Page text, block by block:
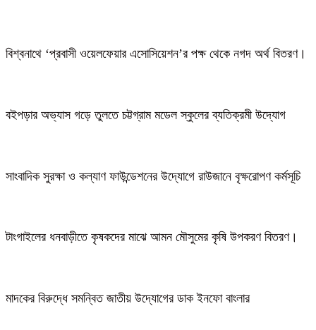
বিশ্বনাথে ‘প্রবাসী ওয়েলফেয়ার এসোসিয়েশন’র পক্ষ থেকে নগদ অর্থ বিতরণ।
বইপড়ার অভ্যাস গড়ে তুলতে চট্টগ্রাম মডেল স্কুলের ব্যতিক্রমী উদ্যোগ
সাংবাদিক সুরক্ষা ও কল্যাণ ফাউন্ডেশনের উদ্যোগে রাউজানে বৃক্ষরোপণ কর্মসূচি
টাংগাইলের ধনবাড়ীতে কৃষকদের মাঝে আমন মৌসুমের কৃষি উপকরণ বিতরণ।
মাদকের বিরুদ্ধে সমন্বিত জাতীয় উদ্যোগের ডাক ইনফো বাংলার